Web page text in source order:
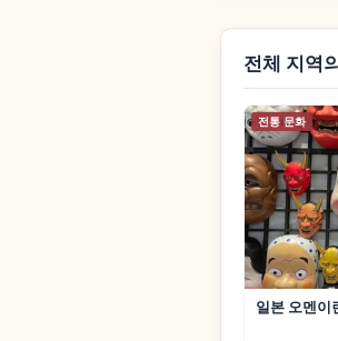
전체 지역
전통 문화
일본 오멘이